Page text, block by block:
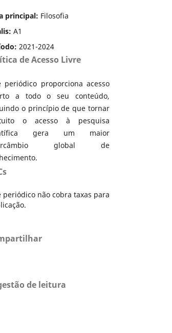
principal: Filosofia
A1
2021-2024
de Acesso Livre
periódico proporciona acesso
a todo o seu conteúdo,
o princípio de que tornar
o acesso à pesquisa
gera um maior
global de
periódico não cobra taxas para
de leitura